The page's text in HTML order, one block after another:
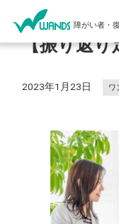
障がい者・
【振り返り
2023年1月23日 ワ